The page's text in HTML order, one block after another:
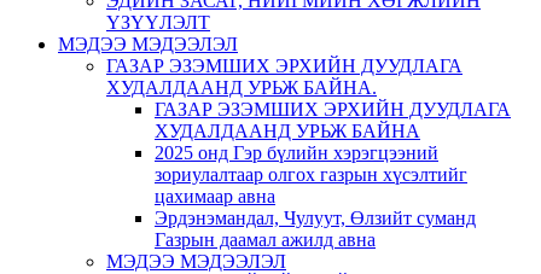
ҮЗҮҮЛЭЛТ
МЭДЭЭ МЭДЭЭЛЭЛ
ГАЗАР ЭЗЭМШИХ ЭРХИЙН ДУУДЛАГА
ХУДАЛДААНД УРЬЖ БАЙНА.
ГАЗАР ЭЗЭМШИХ ЭРХИЙН ДУУДЛАГА
ХУДАЛДААНД УРЬЖ БАЙНА
2025 онд Гэр бүлийн хэрэгцээний
зориулалтаар олгох газрын хүсэлтийг
цахимаар авна
Эрдэнэмандал, Чулуут, Өлзийт суманд
Газрын даамал ажилд авна
МЭДЭЭ МЭДЭЭЛЭЛ